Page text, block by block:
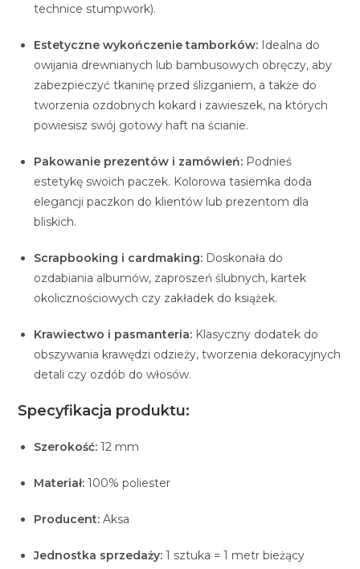
technice stumpwork).
Estetyczne wykończenie tamborków: Idealna do
owijania drewnianych lub bambusowych obręczy, aby
zabezpieczyć tkaninę przed ślizganiem, a także do
tworzenia ozdobnych kokard i zawieszek, na których
powiesisz swój gotowy haft na ścianie.
Pakowanie prezentów i zamówień: Podnieś
estetykę swoich paczek. Kolorowa tasiemka doda
elegancji paczkon do klientów lub prezentom dla
bliskich.
Scrapbooking i cardmaking: Doskonała do
ozdabiania albumów, zaproszeń ślubnych, kartek
okolicznościowych czy zakładek do książek.
Krawiectwo i pasmanteria: Klasyczny dodatek do
obszywania krawędzi odzieży, tworzenia dekoracyjnych
detali czy ozdób do włosów.
Specyfikacja produktu:
Szerokość: 12 mm
Materiał: 100% poliester
Producent: Aksa
Jednostka sprzedaży: 1 sztuka = 1 metr bieżący